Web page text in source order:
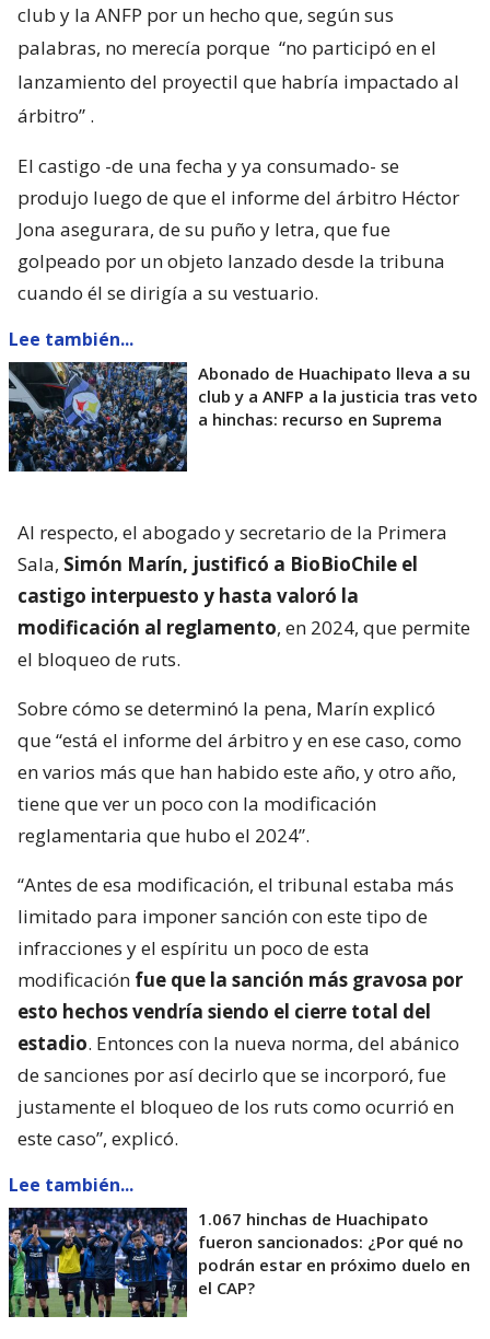
club y la ANFP por un hecho que, según sus
palabras, no merecía porque “no participó en el
lanzamiento del proyectil que habría impactado al
árbitro” .
El castigo -de una fecha y ya consumado- se
produjo luego de que el informe del árbitro Héctor
Jona asegurara, de su puño y letra, que fue
golpeado por un objeto lanzado desde la tribuna
cuando él se dirigía a su vestuario.
Lee también...
Abonado de Huachipato lleva a su
club y a ANFP a la justicia tras veto
a hinchas: recurso en Suprema
Al respecto, el abogado y secretario de la Primera
Sala, Simón Marín, justificó a BioBioChile el
castigo interpuesto y hasta valoró la
modificación al reglamento, en 2024, que permite
el bloqueo de ruts.
Sobre cómo se determinó la pena, Marín explicó
que “está el informe del árbitro y en ese caso, como
en varios más que han habido este año, y otro año,
tiene que ver un poco con la modificación
reglamentaria que hubo el 2024”.
“Antes de esa modificación, el tribunal estaba más
limitado para imponer sanción con este tipo de
infracciones y el espíritu un poco de esta
modificación fue que la sanción más gravosa por
esto hechos vendría siendo el cierre total del
estadio. Entonces con la nueva norma, del abánico
de sanciones por así decirlo que se incorporó, fue
justamente el bloqueo de los ruts como ocurrió en
este caso”, explicó.
Lee también...
1.067 hinchas de Huachipato
fueron sancionados: ¿Por qué no
podrán estar en próximo duelo en
el CAP?